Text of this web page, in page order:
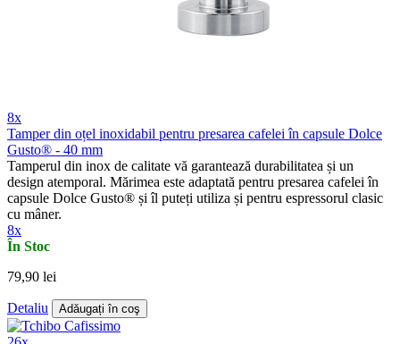
8x
Tamper din oțel inoxidabil pentru presarea cafelei în capsule Dolce
Gusto® - 40 mm
Tamperul din inox de calitate vă garantează durabilitatea și un
design atemporal. Mărimea este adaptată pentru presarea cafelei în
capsule Dolce Gusto® și îl puteți utiliza și pentru espressorul clasic
cu mâner.
8x
În Stoc
79,90 lei
Detaliu Adăugați în coş